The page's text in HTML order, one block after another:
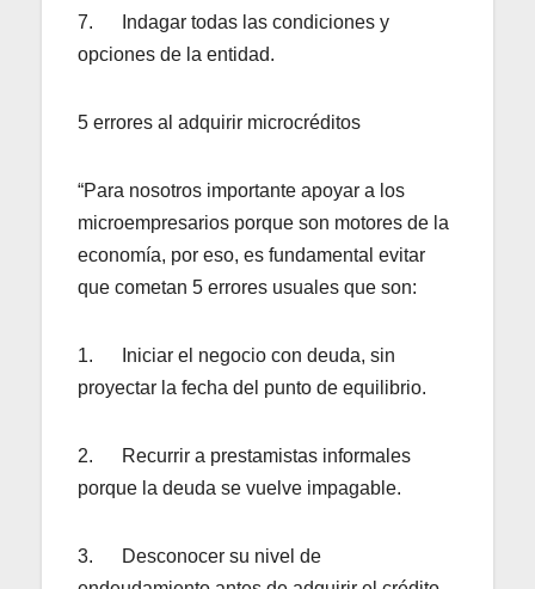
7. Indagar todas las condiciones y
opciones de la entidad.
5 errores al adquirir microcréditos
“Para nosotros importante apoyar a los
microempresarios porque son motores de la
economía, por eso, es fundamental evitar
que cometan 5 errores usuales que son:
1. Iniciar el negocio con deuda, sin
proyectar la fecha del punto de equilibrio.
2. Recurrir a prestamistas informales
porque la deuda se vuelve impagable.
3. Desconocer su nivel de